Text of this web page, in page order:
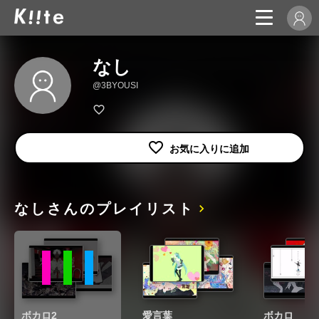
なし
@3BYOUSI
なしさんのプレイリスト
ボカロ2 愛言葉 ボカロ